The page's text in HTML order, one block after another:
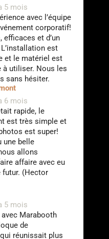
5 mois
avec l’équipe
corporatif!
efficaces et d’un
est
et le matériel est
à utiliser. Nous les
sans hésiter.
6 mois
rapide, le
est très simple et
est super!
une belle
allons
affaire avec eu
futur. (Hector
5 mois
Marabooth
de
réunissait plus